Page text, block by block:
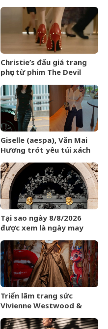
thận nhân tạo
Christie’s đấu giá trang
phục từ phim The Devil
Giselle (aespa), Văn Mai
Hương trót yêu túi xách
Tại sao ngày 8/8/2026
được xem là ngày may
Triển lãm trang sức
Vivienne Westwood &
vào tháng 9/2026